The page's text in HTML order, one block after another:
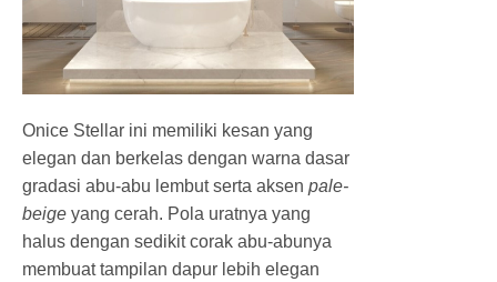
Onice Stellar ini memiliki kesan yang
elegan dan berkelas dengan warna dasar
gradasi abu-abu lembut serta aksen pale-
beige yang cerah. Pola uratnya yang
halus dengan sedikit corak abu-abunya
membuat tampilan dapur lebih elegan